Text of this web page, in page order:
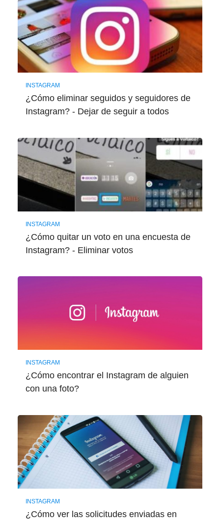
INSTAGRAM
¿Cómo eliminar seguidos y seguidores de
Instagram? - Dejar de seguir a todos
INSTAGRAM
¿Cómo quitar un voto en una encuesta de
Instagram? - Eliminar votos
INSTAGRAM
¿Cómo encontrar el Instagram de alguien
con una foto?
INSTAGRAM
¿Cómo ver las solicitudes enviadas en